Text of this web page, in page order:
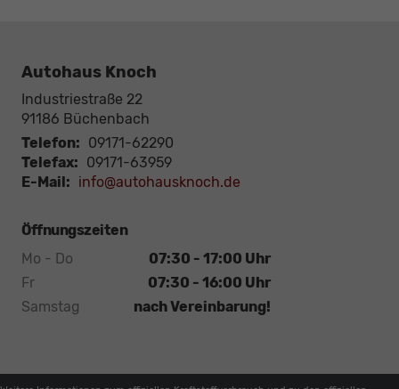
Autohaus Knoch
Industriestraße 22
91186 Büchenbach
Telefon: 09171-62290
Telefax: 09171-63959
E-Mail: info@autohausknoch.de
Öffnungszeiten
Mo - Do
07:30 - 17:00 Uhr
Fr
07:30 - 16:00 Uhr
Samstag
nach Vereinbarung!